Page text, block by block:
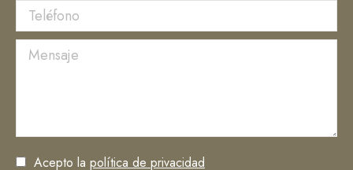
Teléfono
Mensaje
Acepto la política de privacidad